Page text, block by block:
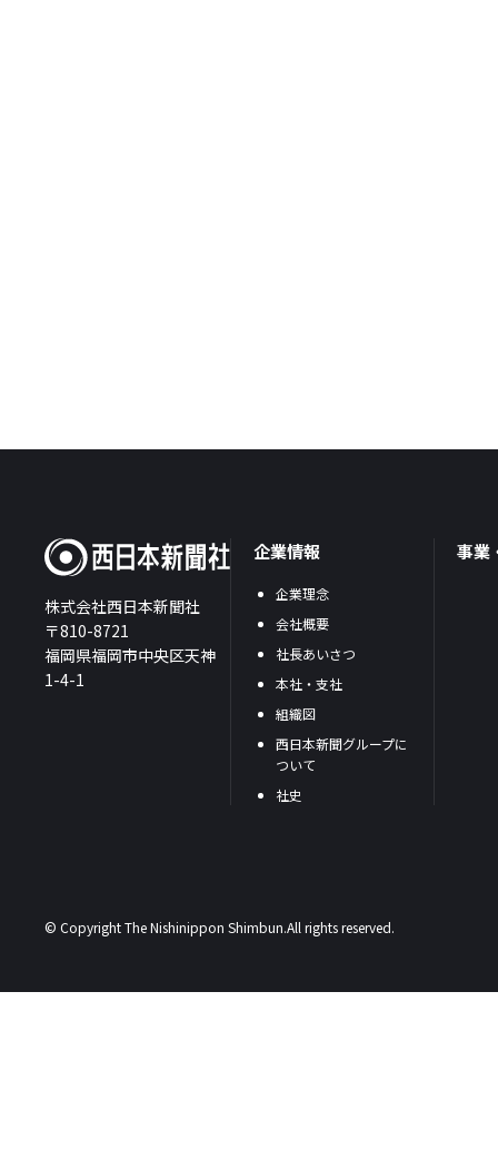
株式会社西日本新聞社
〒810-8721
福岡県福岡市中央区天神
1-4-1
企業情報
企業理念
会社概要
社長あいさつ
本社・支社
組織図
西日本新聞グループに
ついて
社史
事業
© Copyright The Nishinippon Shimbun.All rights reserved.